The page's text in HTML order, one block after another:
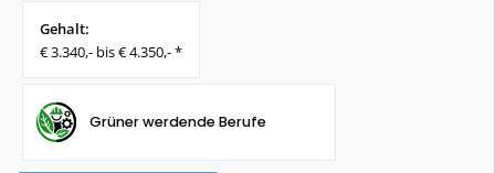
Gehalt:
€ 3.340,- bis € 4.350,- *
Grüner werdende Berufe